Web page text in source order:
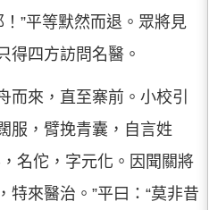
”平等默然而退。眾將見
得四方訪問名醫。
而來，直至寨前。小校引
服，臂挽青囊，自言姓
名佗，字元化。因聞關將
特來醫治。”平曰：“莫非昔